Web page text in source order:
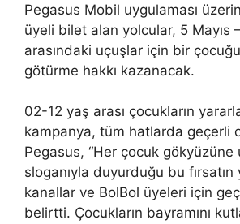
Pegasus Mobil uygulaması
üyeli bilet alan yolcular, 5 Mayıs
arasındaki uçuşlar için bir
götürme hakkı kazanacak.
02-12 yaş arası çocukların
kampanya, tüm hatlarda geçerli
Pegasus, “Her çocuk gökyüzüne
sloganıyla duyurduğu bu fırsatın
kanallar ve BolBol üyeleri için
belirtti. Çocukların bayramını